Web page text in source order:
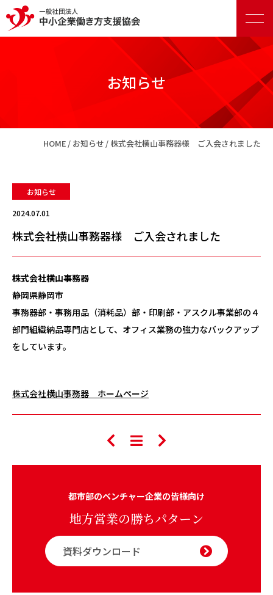
お知らせ
HOME お知らせ 株式会社横山事務器様 ご入会されました
お知らせ
2024.07.01
株式会社横山事務器様 ご入会されました
株式会社横山事務器
静岡県静岡市
事務器部・事務用品（消耗品）部・印刷部・アスクル事業部の４
部門組織納品専門店として、オフィス業務の強力なバックアップ
をしています。
株式会社横山事務器 ホームページ
都市部のベンチャー企業の皆様向け
地方営業の勝ちパターン
資料ダウンロード